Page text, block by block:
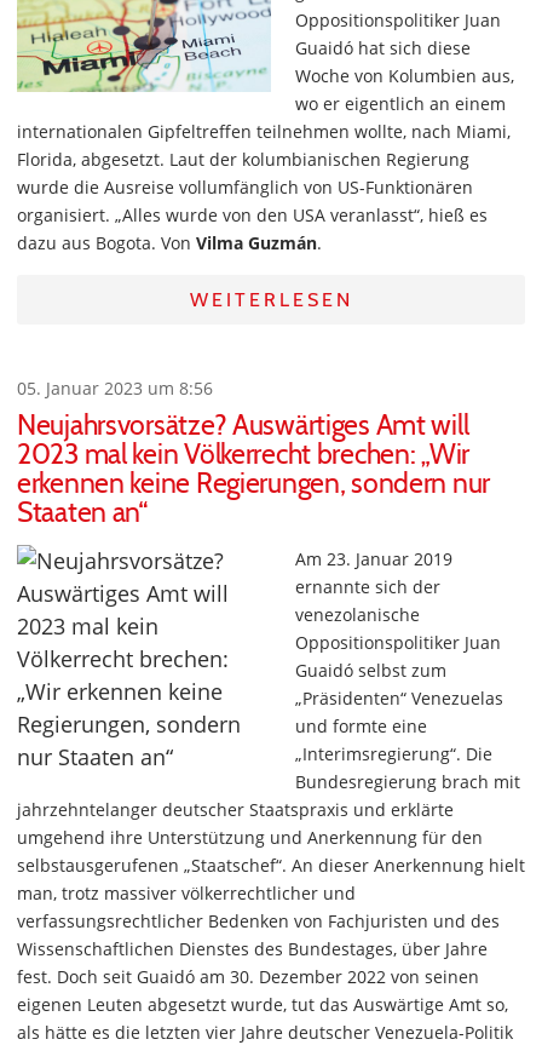
Oppositionspolitiker Juan
Guaidó hat sich diese
Woche von Kolumbien aus,
wo er eigentlich an einem
internationalen Gipfeltreffen teilnehmen wollte, nach Miami,
Florida, abgesetzt. Laut der kolumbianischen Regierung
wurde die Ausreise vollumfänglich von US-Funktionären
organisiert. „Alles wurde von den USA veranlasst“, hieß es
dazu aus Bogota. Von Vilma Guzmán.
WEITERLESEN
05. Januar 2023 um 8:56
Neujahrsvorsätze? Auswärtiges Amt will
2023 mal kein Völkerrecht brechen: „Wir
erkennen keine Regierungen, sondern nur
Staaten an“
Am 23. Januar 2019
ernannte sich der
venezolanische
Oppositionspolitiker Juan
Guaidó selbst zum
„Präsidenten“ Venezuelas
und formte eine
„Interimsregierung“. Die
Bundesregierung brach mit
jahrzehntelanger deutscher Staatspraxis und erklärte
umgehend ihre Unterstützung und Anerkennung für den
selbstausgerufenen „Staatschef“. An dieser Anerkennung hielt
man, trotz massiver völkerrechtlicher und
verfassungsrechtlicher Bedenken von Fachjuristen und des
Wissenschaftlichen Dienstes des Bundestages, über Jahre
fest. Doch seit Guaidó am 30. Dezember 2022 von seinen
eigenen Leuten abgesetzt wurde, tut das Auswärtige Amt so,
als hätte es die letzten vier Jahre deutscher Venezuela-Politik